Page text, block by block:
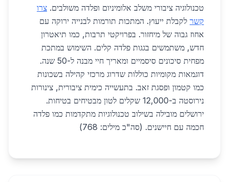
טכנולוגיה ציבורי משלב אלומיניום ופלדה משולבים. צרו
קשר לקבלת ייעוץ. המתכות תורמות לבנייה ירוקה עם
אחוז גבוה של מיחזור. בפרויקטי תרבות, כמו תיאטרון
חדש, משתמשים בגגות פלדה קלים. השימוש במתכת
מפחית סיכונים סיסמיים ומאריך חיי מבנה ל-50 שנה.
דוגמאות מקומיות כוללות שדרוג מרכזי קהילה בשכונות
כמו קטמון ופסגת זאב. בתעשייה כימית ציבורית, צינורות
נירוסטה ב-12,000 שקלים לטון מבטיחים בטיחות.
ירושלים מובילה בשילוב טכנולוגיות מתקדמות כמו פלדה
חכמה עם חיישנים. (סה"כ מילים: 768)